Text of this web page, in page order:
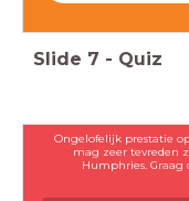
Slide 7 - Quiz
Ongelofelijk prestatie
mag zeer tevreden
Humphries. Graag